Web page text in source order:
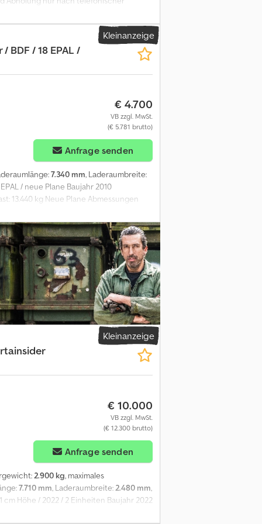
vorbehalten. Wir sind Mitglied im
Kleinanzeige
BDF / 18 EPAL /
€ 4.700
VB zzgl. MwSt.
(€ 5.781 brutto)
Anfrage senden
7.340 mm, Laderaumbreite:
EPAL / neue Plane Baujahr 2010
13.440 kg Neue Plane Abmessungen
bis vordere Verriegelung: 80 cm
249 cm Höhe: 255 cm Kapazität: 18
Kleinanzeige
€ 10.000
VB zzgl. MwSt.
(€ 12.300 brutto)
Anfrage senden
2.900 kg, maximales
7.710 mm , Laderaumbreite: 2.480 mm
cm Höhe / 2022 / 2 Einheiten Baujahr 2022
Eigengewicht 2.900 kg Nutzlast 13.100